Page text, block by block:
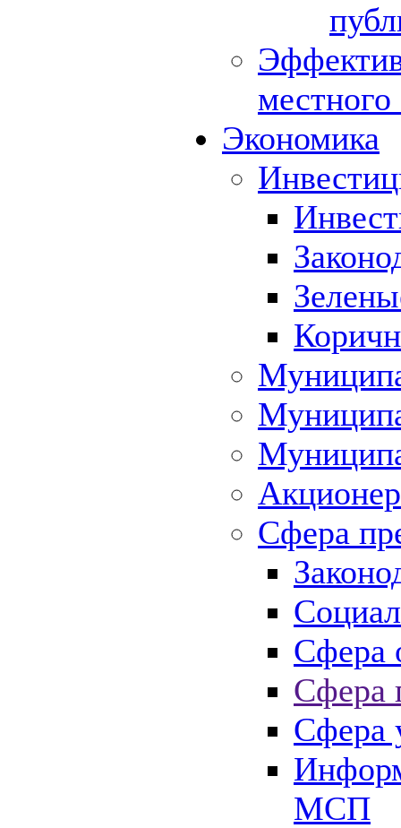
Экономика
Сфера
Сфера
Сфера
Сфера
МСП